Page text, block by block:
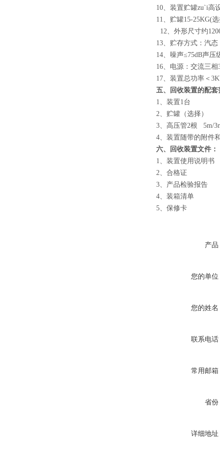
10、装置贮罐zu`i高
11、贮罐15-25KG(
12、外形尺寸约
13、贮存方式：汽态
14、噪声≤75dB声压
16、电源：交流三相
17、装置总功率＜
五、回收装置的配套
1、装置1台
2、贮罐（选择）
3、高压管2根 5m/
4、装置随带的附件
六、回收装置文件：
1、装置使用说明书
2、合格证
3、产品检验报告
4、装箱清单
5、保修卡
产品
您的单位
您的姓名
联系电话
常用邮箱
省份
详细地址